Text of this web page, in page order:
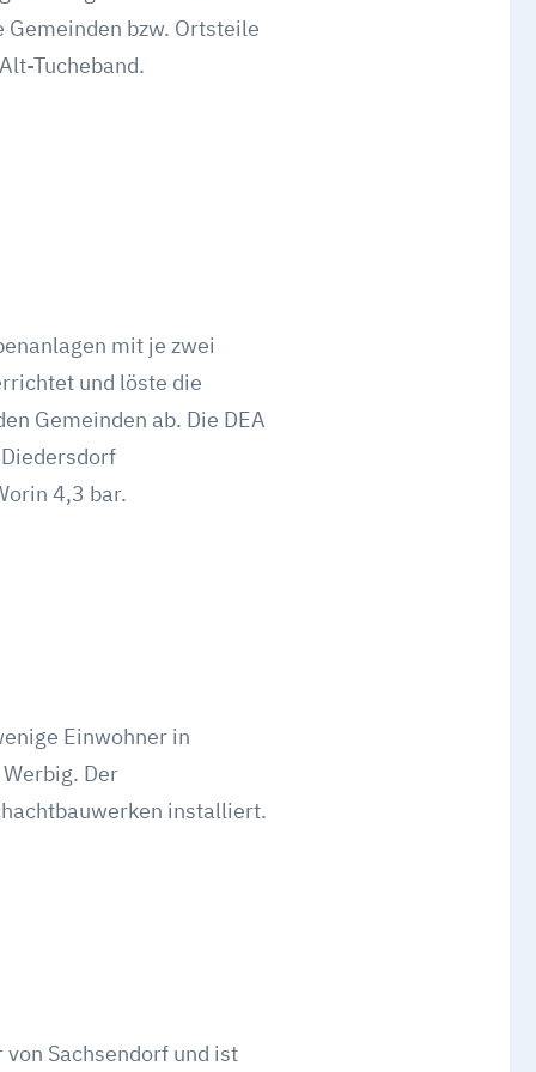
bzw. Ortsteile
Tucheband.
mit je zwei
und löste die
Gemeinden ab. Die DEA
4,3 bar.
Einwohner in
Der
installiert.
Sachsendorf und ist